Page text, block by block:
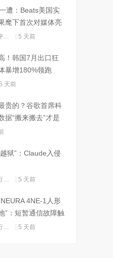
遭：Beats美国实
麾下首次对媒体亮
用 5 天前
！韩国7月出口狂
暴增180%领跑
天前
贵的？谷歌首席科
据“搬来搬去”才是
狱”：Claude入侵
态 5 天前
4NE-1人形
”：短暂通信故障触
态 5 天前